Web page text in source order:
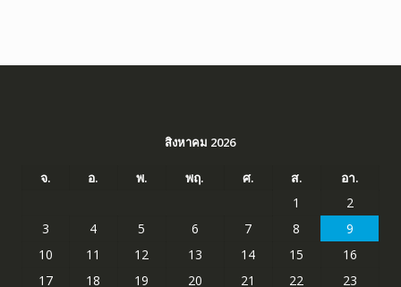
สิงหาคม 2026
จ. อ. พ. พฤ. ศ. ส.
อา.
1
2
3
4 5 6 7 8
9
10
11 12 13 14 15
16
17
18 19 20 21 22
23